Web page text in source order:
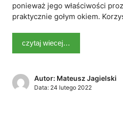
ponieważ jego właściwości
praktycznie gołym okiem.
czytaj wiecej…
Autor: Mateusz Jagielski
Data: 24 lutego 2022